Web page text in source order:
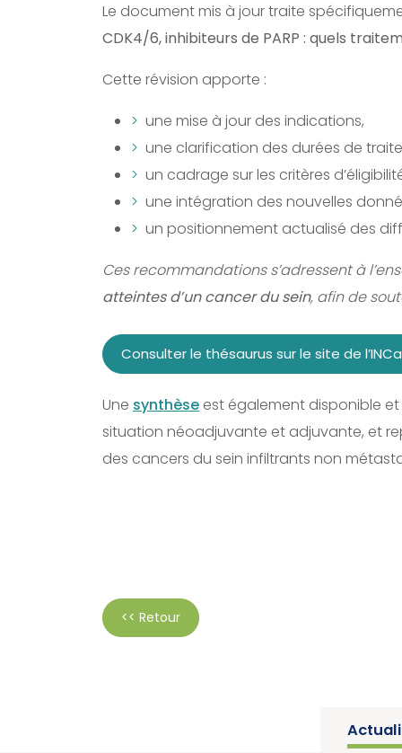
Le document mis à jour traite
CDK4/6, inhibiteurs de PARP : quels
Cette révision apporte :
une mise à jour des indications,
une clarification des durées de
un cadrage sur les critères
une intégration des nouvelles
un positionnement actualisé des
Ces recommandations s’adressent à
atteintes d’un cancer du sein, afin de
Consulter le thésaurus sur le site de l’INCa
Une synthèse est également disponible et
situation néoadjuvante et adjuvante, et
des cancers du sein infiltrants non
<< Retour